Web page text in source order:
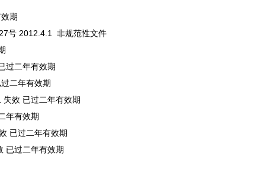
期
号 2012.4.1 非规范性文件
过二年有效期
二年有效期
效 已过二年有效期
年有效期
已过二年有效期
已过二年有效期